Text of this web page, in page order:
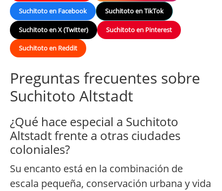
Suchitoto en Facebook Suchitoto en TikTok
Suchitoto en X (Twitter) Suchitoto en Pinterest
Suchitoto en Reddit
Preguntas frecuentes sobre
Suchitoto Altstadt
¿Qué hace especial a Suchitoto
Altstadt frente a otras ciudades
coloniales?
Su encanto está en la combinación de
escala pequeña, conservación urbana y vida